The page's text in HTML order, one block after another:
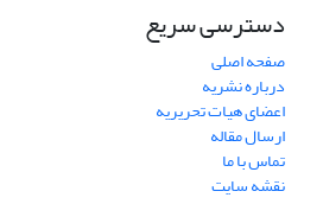
دسترسی سریع
صفحه اصلی
درباره نشریه
اعضای هیات تحریریه
ارسال مقاله
تماس با ما
نقشه سایت